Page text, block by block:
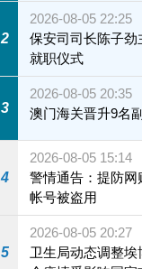
2
2026-08-05 22:25
保安司司长陈子
就职仪式
3
2026-08-05 20:35
澳门海关晋升9名
4
2026-08-05 15:14
警情通告：提防网
帐号被盗用
5
2026-08-05 20:27
卫生局动态调整